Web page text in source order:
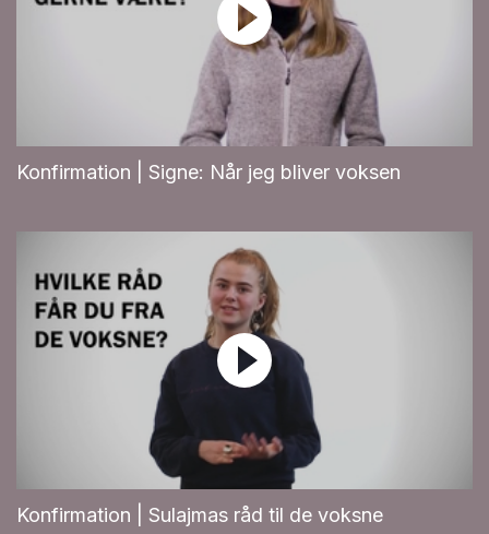
Konfirmation | Signe: Når jeg bliver voksen
Konfirmation | Sulajmas råd til de voksne